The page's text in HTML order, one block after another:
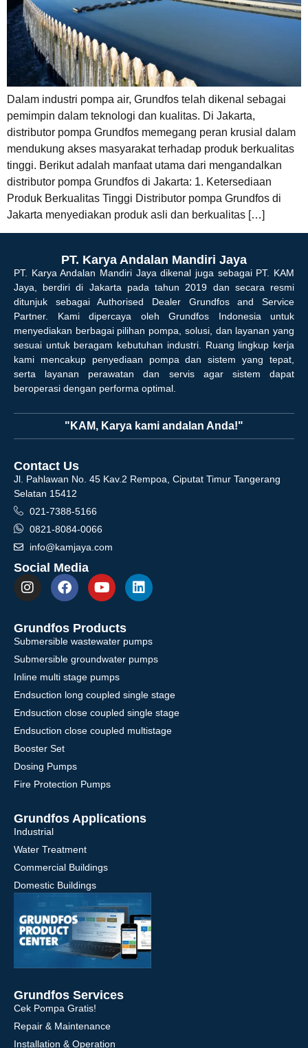
Dalam industri pompa air, Grundfos telah dikenal sebagai
pemimpin dalam teknologi dan kualitas. Di Jakarta,
distributor pompa Grundfos memegang peran krusial dalam
mendukung akses masyarakat terhadap produk berkualitas
tinggi. Berikut adalah manfaat utama dari mengandalkan
distributor pompa Grundfos di Jakarta: 1. Ketersediaan
Produk Berkualitas Tinggi Distributor pompa Grundfos di
Jakarta menyediakan produk asli dan berkualitas […]
PT. Karya Andalan Mandiri Jaya
PT. Karya Andalan Mandiri Jaya dikenal juga sebagai PT. KAM
Jaya, berdiri di Jakarta pada tahun 2019 dan secara resmi
ditunjuk sebagai Authorised Dealer Grundfos and Service
Partner. Kami dipercaya oleh Grundfos Indonesia untuk
menyediakan berbagai pilihan pompa, solusi, dan layanan yang
sesuai untuk beragam kebutuhan industri. Ruang lingkup kerja
kami mencakup penyediaan pompa dan sistem yang tepat,
serta layanan perawatan dan servis agar sistem dapat
beroperasi dengan performa optimal.
"KAM, Karya kami andalan Anda!"
Contact Us
Jl. Pahlawan No. 45 Kav.2 Rempoa, Ciputat Timur Tangerang
Selatan 15412
021-7388-5166
0821-8084-0066
info@kamjaya.com
Social Media
Grundfos Products
Submersible wastewater pumps
Submersible groundwater pumps
Inline multi stage pumps
Endsuction long coupled single stage
Endsuction close coupled single stage
Endsuction close coupled multistage
Booster Set
Dosing Pumps
Fire Protection Pumps
Grundfos Applications
Industrial
Water Treatment
Commercial Buildings
Domestic Buildings
Grundfos Services
Cek Pompa Gratis!
Repair & Maintenance
Installation & Operation